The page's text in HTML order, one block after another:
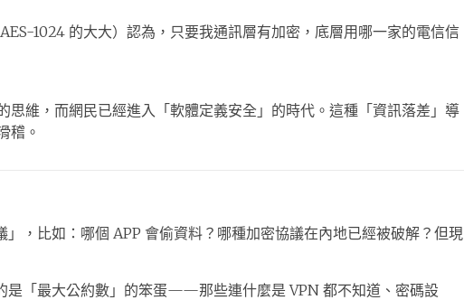
1024 的大大）認為，只要我通訊層有加密，底層用哪一家的電信信
思維，而網民已經進入「軟體定義安全」的時代。這種「資訊落差」導
稽。
，比如：哪個 APP 會偷資料？哪種加密協議在內地已經被破解？但現
是「最大公約數」的笨蛋——那些連什麼是 VPN 都不知道、密碼設